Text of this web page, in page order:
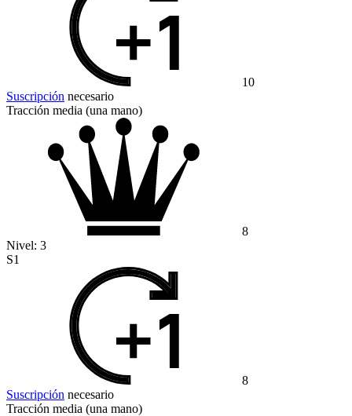
10
Suscripción necesario
Tracción media (una mano)
8
Nivel: 3
S1
8
Suscripción necesario
Tracción media (una mano)